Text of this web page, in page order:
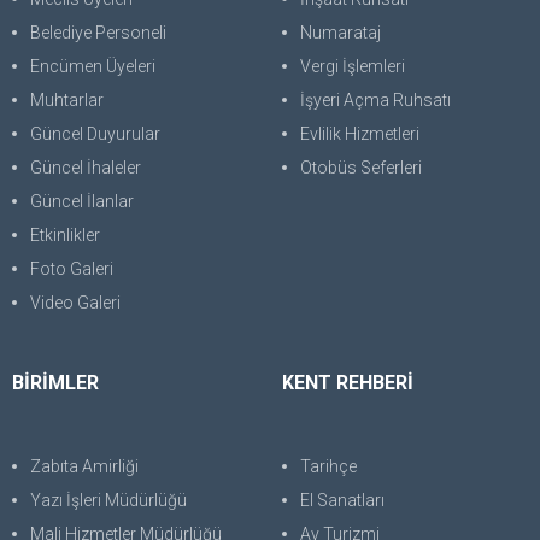
Belediye Personeli
Encümen Üyeleri
Muhtarlar
Güncel Duyurular
Güncel İhaleler
Güncel İlanlar
Etkinlikler
Foto Galeri
Video Galeri
Numarataj
Vergi İşlemleri
İşyeri Açma Ruhsatı
Evlilik Hizmetleri
Otobüs Seferleri
BİRİMLER
Zabıta Amirliği
Yazı İşleri Müdürlüğü
Mali Hizmetler Müdürlüğü
KENT REHBERİ
Tarihçe
El Sanatları
Av Turizmi